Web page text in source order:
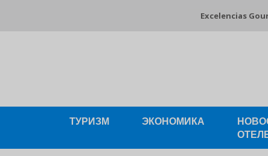
Excelencias
ТУРИЗМ ЭКОНОМИКА